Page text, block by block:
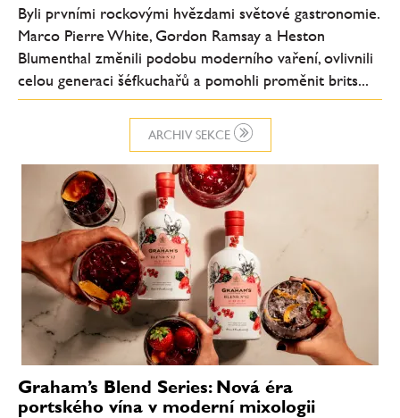
ARCHIV SEKCE
Byli prvními rockovými hvězdami světové gastronomie.
Marco Pierre White, Gordon Ramsay a Heston
Blumenthal změnili podobu moderního vaření, ovlivnili
celou generaci šéfkuchařů a pomohli proměnit brits...
Graham’s Blend Series: Nová éra
portského vína v moderní mixologii